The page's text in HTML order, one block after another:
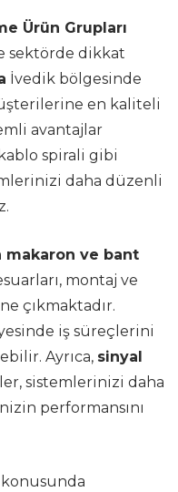
Ürün Grupları
sektörde dikkat
İvedik bölgesinde
en kaliteli
avantajlar
spirali gibi
daha düzenli
makaron ve bant
montaj ve
çıkmaktadır.
iş süreçlerini
Ayrıca, sinyal
sistemlerinizi daha
performansını
konusunda